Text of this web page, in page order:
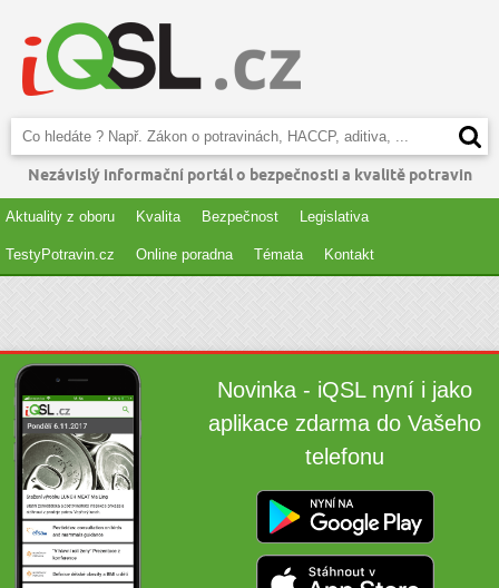
Nezávislý informační portál o bezpečnosti a kvalitě potravin
Aktuality z oboru Kvalita Bezpečnost Legislativa
TestyPotravin.cz Online poradna Témata Kontakt
Novinka - iQSL nyní i jako
aplikace zdarma do Vašeho
telefonu